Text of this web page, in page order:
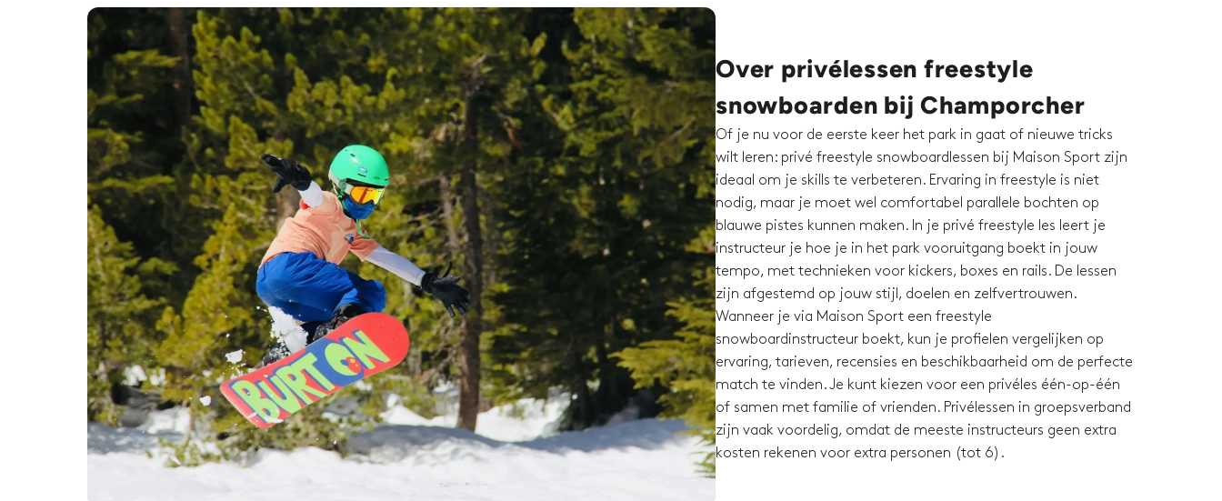
Over privélessen freestyle
snowboarden bij Champorcher
Of je nu voor de eerste keer het park in gaat of nieuwe tricks
wilt leren: privé freestyle snowboardlessen bij Maison Sport zijn
ideaal om je skills te verbeteren. Ervaring in freestyle is niet
nodig, maar je moet wel comfortabel parallele bochten op
blauwe pistes kunnen maken. In je privé freestyle les leert je
instructeur je hoe je in het park vooruitgang boekt in jouw
tempo, met technieken voor kickers, boxes en rails. De lessen
zijn afgestemd op jouw stijl, doelen en zelfvertrouwen.
Wanneer je via Maison Sport een freestyle
snowboardinstructeur boekt, kun je profielen vergelijken op
ervaring, tarieven, recensies en beschikbaarheid om de perfecte
match te vinden. Je kunt kiezen voor een privéles één-op-één
of samen met familie of vrienden. Privélessen in groepsverband
zijn vaak voordelig, omdat de meeste instructeurs geen extra
kosten rekenen voor extra personen (tot 6).